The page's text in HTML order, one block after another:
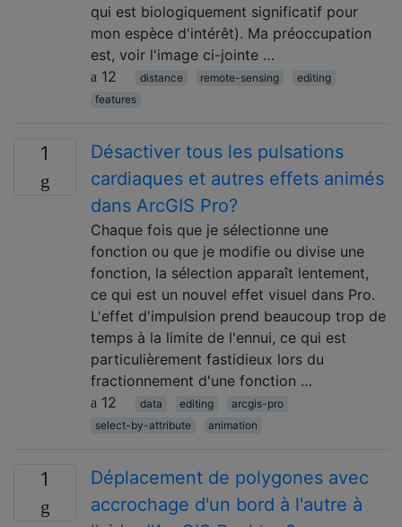
qui est biologiquement significatif pour
mon espèce d'intérêt). Ma préoccupation
est, voir l'image ci-jointe …
12
distance remote-sensing
editing
features
1
Désactiver tous les pulsations
cardiaques et autres effets animés
dans ArcGIS Pro?
Chaque fois que je sélectionne une
fonction ou que je modifie ou divise une
fonction, la sélection apparaît lentement,
ce qui est un nouvel effet visuel dans Pro.
L'effet d'impulsion prend beaucoup trop de
temps à la limite de l'ennui, ce qui est
particulièrement fastidieux lors du
fractionnement d'une fonction …
12
data editing
arcgis-pro
select-by-attribute
animation
1
Déplacement de polygones avec
accrochage d'un bord à l'autre à